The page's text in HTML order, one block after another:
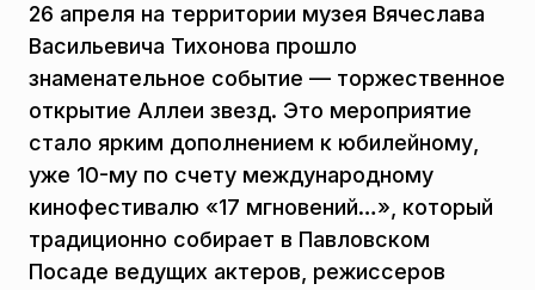
26 апреля на территории музея Вячеслава
Васильевича Тихонова прошло
знаменательное событие — торжественное
открытие Аллеи звезд. Это мероприятие
стало ярким дополнением к юбилейному,
уже 10-му по счету международному
кинофестивалю «17 мгновений…», который
традиционно собирает в Павловском
Посаде ведущих актеров, режиссеров